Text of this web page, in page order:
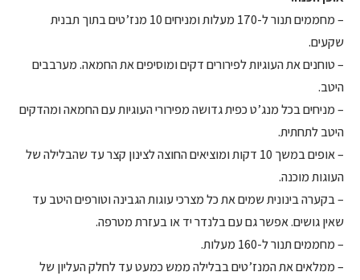
– מחממים תנור ל-170 מעלות ומניחים 10 מנז’טים בתוך תבנית
שקעים.
– טוחנים את העוגיות לפירורים דקים ומוסיפים את החמאה. מערבבים
היטב.
– מניחים בכל מנג’ט כפית גדושה מפירורי העוגיות עם החמאה ומהדקים
היטב לתחתית.
– אופים במשך 10 דקות ומוציאים החוצה לצינון קצר עד שהבלילה של
העוגות מוכנה.
– בקערה בינונית שמים את כל מצרכי עוגות הגבינה וטורפים היטב עד
שאין גושים. אפשר גם עם בלנדר יד או בעזרת מטרפה.
– מחממים תנור ל-160 מעלות.
– ממלאים את המנז’טים בבלילה ממש כמעט עד לחלק העליון של